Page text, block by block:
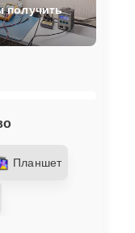
Планшет
получить